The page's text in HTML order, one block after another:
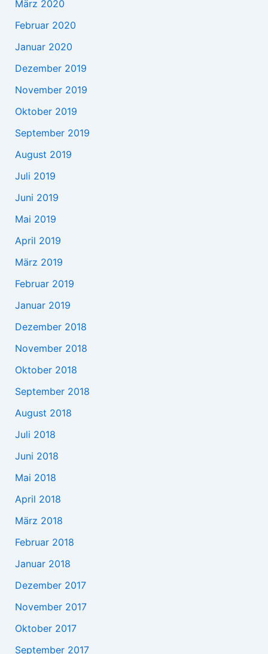
März 2020
Februar 2020
Januar 2020
Dezember 2019
November 2019
Oktober 2019
September 2019
August 2019
Juli 2019
Juni 2019
Mai 2019
April 2019
März 2019
Februar 2019
Januar 2019
Dezember 2018
November 2018
Oktober 2018
September 2018
August 2018
Juli 2018
Juni 2018
Mai 2018
April 2018
März 2018
Februar 2018
Januar 2018
Dezember 2017
November 2017
Oktober 2017
September 2017